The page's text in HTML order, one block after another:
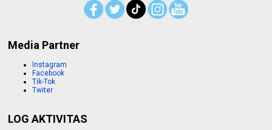
Media Partner
Instagram
Facebook
Tik-Tok
Twiter
LOG AKTIVITAS